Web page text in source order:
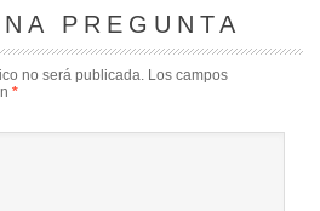
PREGUNTA
no será publicada. Los campos
*